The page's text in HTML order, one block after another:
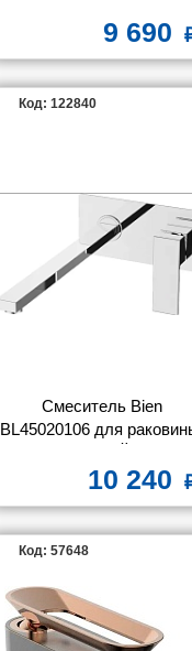
9 690
Код: 122840
Смеситель Bien
BL45020106 для
10 240
Код: 57648